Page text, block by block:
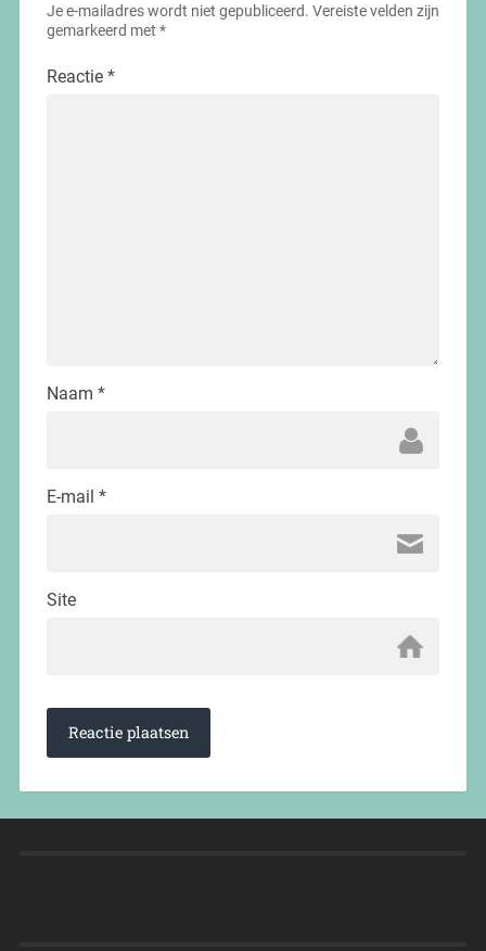
Je e-mailadres wordt niet gepubliceerd. Vereiste velden zijn
gemarkeerd met *
Reactie *
Naam *
E-mail *
Site